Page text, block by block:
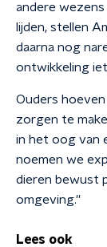
andere wezens
lijden, stellen
daarna nog
ontwikkeling
Ouders
zorgen te
in het oog van
noemen we
dieren bewust
omgeving.''
Lees ook